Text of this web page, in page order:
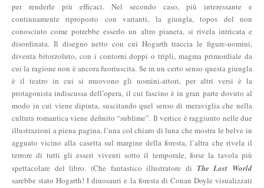
per renderle più efficaci. Nel secondo caso, più interessante e
continuamente riproposto con varianti, la giungla, topos del non
conosciuto come potrebbe esserlo un altro pianeta, si rivela intricata e
disordinata. Il disegno netto con cui Hogarth traccia le figure-uomini,
diventa bitorzoluto, con i contorni doppi o tripli, magma primordiale da
cui la ragione non è ancora fuoriuscita. Se in un certo senso questa giungla
è il teatro in cui si muovono gli uomini-attori, per altri versi è la
protagonista indiscussa dell’opera, il cui fascino è in gran parte dovuto al
modo in cui viene dipinta, suscitando quel senso di meraviglia che nella
cultura romantica viene definito “sublime”. Il vertice è raggiunto nelle due
illustrazioni a piena pagina, l’una col chiaro di luna che mostra le belve in
agguato vicino alla casetta sul margine della foresta, l’altra che rivela il
terrore di tutti gli esseri viventi sotto il temporale, forse la tavola più
spettacolare del libro. (Che fantastico illustratore di The Lost World
sarebbe stato Hogarth! I dinosauri e la foresta di Conan Doyle visualizzati